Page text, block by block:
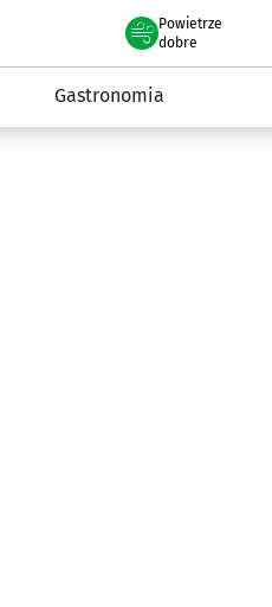
Powietrze
we Wrocławiu
dobre
Gastronomia